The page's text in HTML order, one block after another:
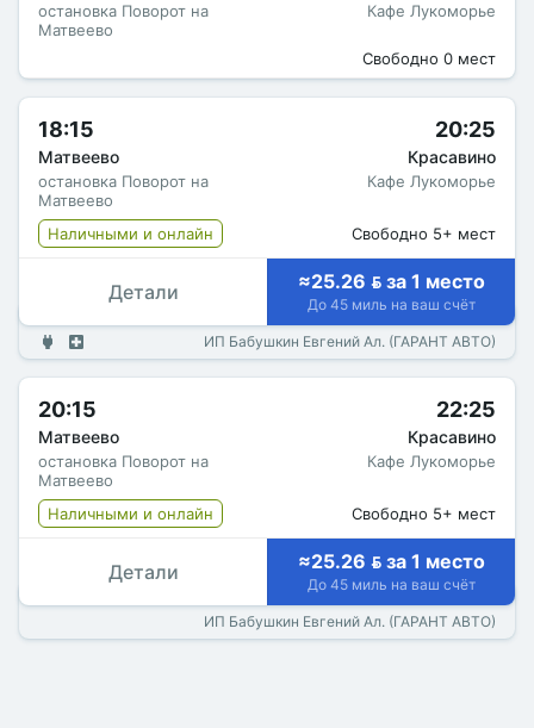
остановка Поворот на
Матвеево
Кафе Лукоморье
Свободно 0 мест
18:15
Матвеево
остановка Поворот на
Матвеево
20:25
Красавино
Кафе Лукоморье
Наличными и онлайн Свободно 5+ мест
Детали ≈25.26  за 1 место
До 45 миль на ваш счёт
ИП Бабушкин Евгений Ал. (ГАРАНТ АВТО)
20:15
Матвеево
остановка Поворот на
Матвеево
22:25
Красавино
Кафе Лукоморье
Наличными и онлайн Свободно 5+ мест
Детали ≈25.26  за 1 место
До 45 миль на ваш счёт
ИП Бабушкин Евгений Ал. (ГАРАНТ АВТО)